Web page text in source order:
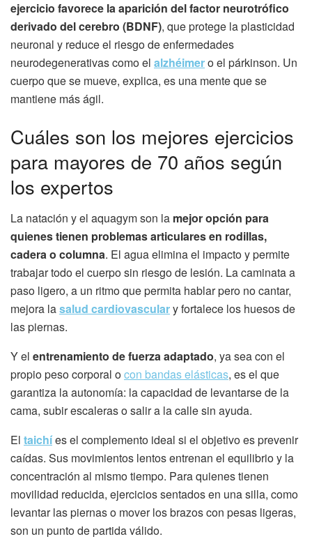
ejercicio favorece la aparición del factor neurotrófico
derivado del cerebro (BDNF), que protege la plasticidad
neuronal y reduce el riesgo de enfermedades
neurodegenerativas como el alzhéimero el párkinson. Un
cuerpo que se mueve, explica, es una mente que se
mantiene más ágil.
Cuáles son los mejores ejercicios
para mayores de 70 años según
los expertos
La natación y el aquagym son la mejor opción para
quienes tienen problemas articulares en rodillas,
cadera o columna. El agua elimina el impacto y permite
trabajar todo el cuerpo sin riesgo de lesión. La caminata a
paso ligero, a un ritmo que permita hablar pero no cantar,
mejora lasalud cardiovasculary fortalece los huesos de
las piernas.
Y el entrenamiento de fuerza adaptado, ya sea con el
propio peso corporal ocon bandas elásticas, es el que
garantiza la autonomía: la capacidad de levantarse de la
cama, subir escaleras o salir a la calle sin ayuda.
El taichíes el complemento ideal si el objetivo es prevenir
caídas. Sus movimientos lentos entrenan el equilibrio y la
concentración al mismo tiempo. Para quienes tienen
movilidad reducida, ejercicios sentados en una silla, como
levantar las piernas o mover los brazos con pesas ligeras,
son un punto de partida válido.